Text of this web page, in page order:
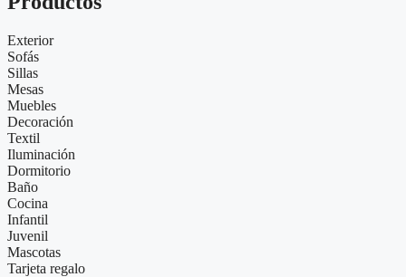
Exterior
Sofás
Sillas
Mesas
Muebles
Decoración
Textil
Iluminación
Dormitorio
Baño
Cocina
Infantil
Juvenil
Mascotas
Tarjeta regalo